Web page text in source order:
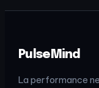
PulseMind
La performance